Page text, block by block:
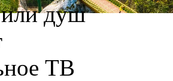
или душ
ТВ